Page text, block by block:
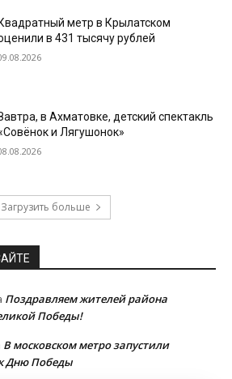
Квадратный метр в Крылатском
в 431 тысячу рублей
в Ахматовке, детский спектакль
и Лягушонок»
Загрузить больше
Поздравляем жителей района
Победы!
В московском метро запустили
Дню Победы